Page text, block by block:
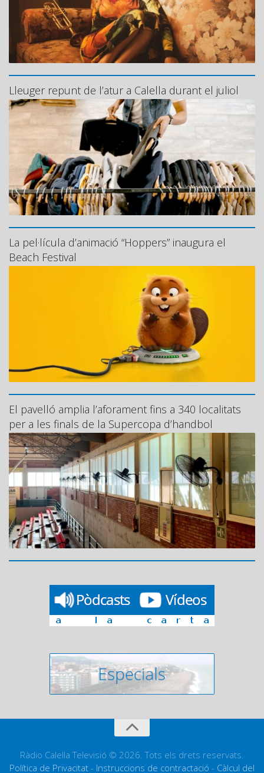
Lleuger repunt de l’atur a Calella durant el juliol
La pel·lícula d’animació “Hoppers” inaugura el
Beach Festival
El pavelló amplia l’aforament fins a 340 localitats
per a les finals de la Supercopa d’handbol
Ràdio Calella Televisió © 2026. Tots els drets reservats.
Política de Privacitat - Instruccions de contractació - Càlcul del